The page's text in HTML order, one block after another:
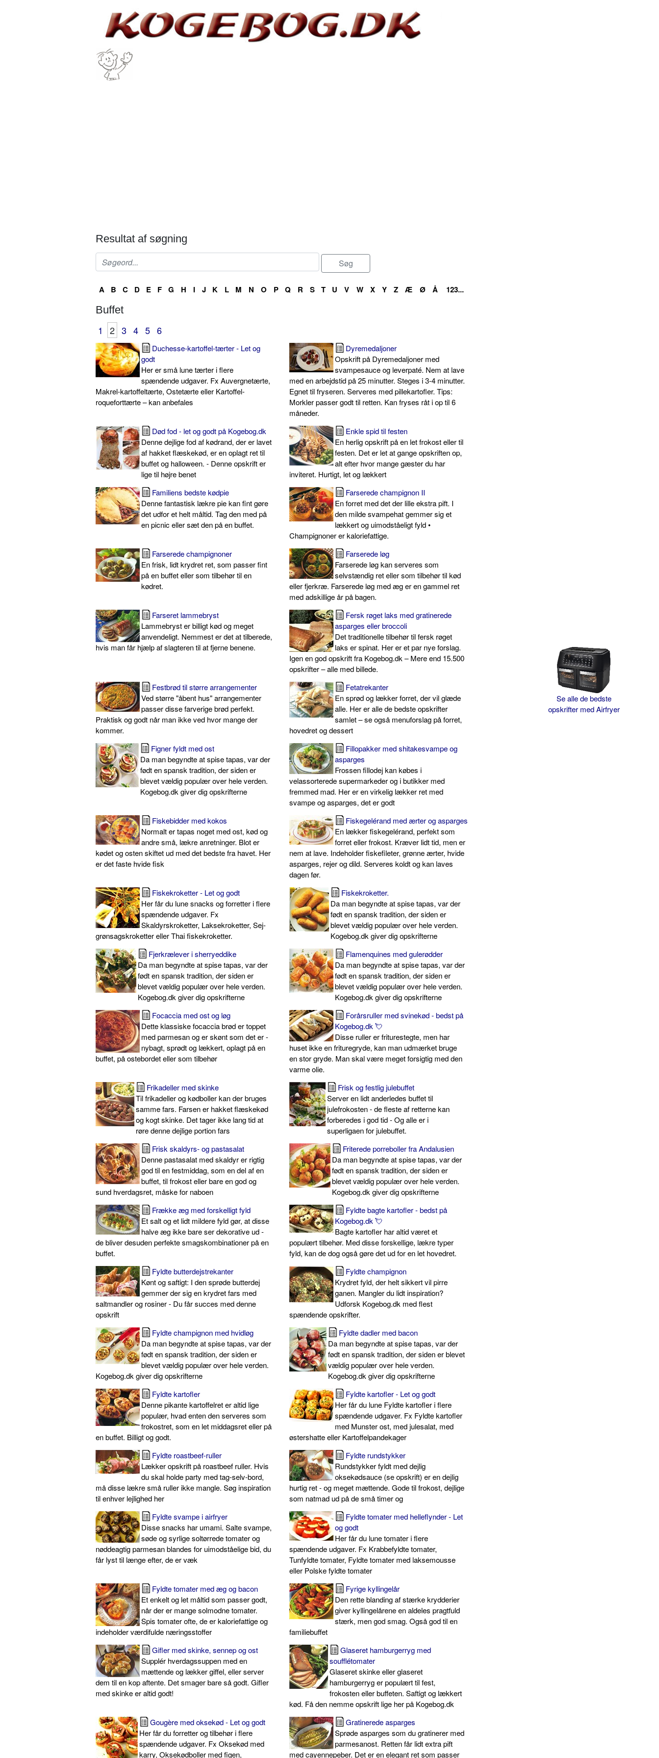
Resultat af søgning
A B C D E F G H I J K L M N O P Q R S T U V W X Y Z Æ Ø Å 123...
Buffet
1 2 3 4 5 6
Duchesse-kartoffel-tærter - Let og
godt
Her er små lune tærter i flere
spændende udgaver. Fx Auvergnetærte,
Makrel-kartoffeltærte, Ostetærte eller Kartoffel-
roqueforttærte – kan anbefales
Dyremedaljoner
Opskrift på Dyremedaljoner med
svampesauce og leverpaté. Nem at lave
med en arbejdstid på 25 minutter. Steges i 3-4 minutter.
Egnet til fryseren. Serveres med pillekartofler. Tips:
Morkler passer godt til retten. Kan fryses råt i op til 6
måneder.
Død fod - let og godt på Kogebog.dk
Denne dejlige fod af kødrand, der er lavet
af hakket flæskekød, er en oplagt ret til
buffet og halloween. - Denne opskrift er
lige til højre benet
Enkle spid til festen
En herlig opskrift på en let frokost eller til
festen. Det er let at gange opskriften op,
alt efter hvor mange gæster du har
inviteret. Hurtigt, let og lækkert
Familiens bedste kødpie
Denne fantastisk lækre pie kan fint gøre
det udfor et helt måltid. Tag den med på
en picnic eller sæt den på en buffet.
Farserede champignon II
En forret med det der lille ekstra pift. I
den milde svampehat gemmer sig et
lækkert og uimodståeligt fyld •
Champignoner er kaloriefattige.
Farserede champignoner
En frisk, lidt krydret ret, som passer fint
på en buffet eller som tilbehør til en
kødret.
Farserede løg
Farserede løg kan serveres som
selvstændig ret eller som tilbehør til kød
eller fjerkræ. Farserede løg med æg er en gammel ret
med adskillige år på bagen.
Farseret lammebryst
Lammebryst er billigt kød og meget
anvendeligt. Nemmest er det at tilberede,
hvis man får hjælp af slagteren til at fjerne benene.
Fersk røget laks med gratinerede
asparges eller broccoli
Det traditionelle tilbehør til fersk røget
laks er spinat. Her er et par nye forslag.
Igen en god opskrift fra Kogebog.dk – Mere end 15.500
opskrifter – alle med billede.
Festbrød til større arrangementer
Ved større "åbent hus" arrangementer
passer disse farverige brød perfekt.
Praktisk og godt når man ikke ved hvor mange der
kommer.
Fetatrekanter
En sprød og lækker forret, der vil glæde
alle. Her er alle de bedste opskrifter
samlet – se også menuforslag på forret,
hovedret og dessert
Figner fyldt med ost
Da man begyndte at spise tapas, var der
født en spansk tradition, der siden er
blevet vældig populær over hele verden.
Kogebog.dk giver dig opskrifterne
Fillopakker med shitakesvampe og
asparges
Frossen fillodej kan købes i
velassorterede supermarkeder og i butikker med
fremmed mad. Her er en virkelig lækker ret med
svampe og asparges, det er godt
Fiskebidder med kokos
Normalt er tapas noget med ost, kød og
andre små, lækre anretninger. Blot er
kødet og osten skiftet ud med det bedste fra havet. Her
er det faste hvide fisk
Fiskegelérand med ærter og asparges
En lækker fiskegelérand, perfekt som
forret eller frokost. Kræver lidt tid, men er
nem at lave. Indeholder fiskefileter, grønne ærter, hvide
asparges, rejer og dild. Serveres koldt og kan laves
dagen før.
Fiskekroketter - Let og godt
Her får du lune snacks og forretter i flere
spændende udgaver. Fx
Skaldyrskroketter, Laksekroketter, Sej-
grønsagskroketter eller Thai fiskekroketter.
Fiskekroketter.
Da man begyndte at spise tapas, var der
født en spansk tradition, der siden er
blevet vældig populær over hele verden.
Kogebog.dk giver dig opskrifterne
Fjerkrælever i sherryeddike
Da man begyndte at spise tapas, var der
født en spansk tradition, der siden er
blevet vældig populær over hele verden.
Kogebog.dk giver dig opskrifterne
Flamenquines med gulerødder
Da man begyndte at spise tapas, var der
født en spansk tradition, der siden er
blevet vældig populær over hele verden.
Kogebog.dk giver dig opskrifterne
Focaccia med ost og løg
Dette klassiske focaccia brød er toppet
med parmesan og er skønt som det er -
nybagt, sprødt og lækkert, oplagt på en
buffet, på ostebordet eller som tilbehør
Forårsruller med svinekød - bedst på
Kogebog.dk 💘
Disse ruller er friturestegte, men har
huset ikke en frituregryde, kan man udmærket bruge
en stor gryde. Man skal være meget forsigtig med den
varme olie.
Frikadeller med skinke
Til frikadeller og kødboller kan der bruges
samme fars. Farsen er hakket flæskekød
og kogt skinke. Det tager ikke lang tid at
røre denne dejlige portion fars
Frisk og festlig julebuffet
Server en lidt anderledes buffet til
julefrokosten - de fleste af retterne kan
forberedes i god tid - Og alle er i
superligaen for julebuffet.
Frisk skaldyrs- og pastasalat
Denne pastasalat med skaldyr er rigtig
god til en festmiddag, som en del af en
buffet, til frokost eller bare en god og
sund hverdagsret, måske for naboen
Friterede porreboller fra Andalusien
Da man begyndte at spise tapas, var der
født en spansk tradition, der siden er
blevet vældig populær over hele verden.
Kogebog.dk giver dig opskrifterne
Frække æg med forskelligt fyld
Et salt og et lidt mildere fyld gør, at disse
halve æg ikke bare ser dekorative ud -
de bliver desuden perfekte smagskombinationer på en
buffet.
Fyldte bagte kartofler - bedst på
Kogebog.dk 💘
Bagte kartofler har altid været et
populært tilbehør. Med disse forskellige, lækre typer
fyld, kan de dog også gøre det ud for en let hovedret.
Fyldte butterdejstrekanter
Kønt og saftigt: I den sprøde butterdej
gemmer der sig en krydret fars med
saltmandler og rosiner - Du får succes med denne
opskrift
Fyldte champignon
Krydret fyld, der helt sikkert vil pirre
ganen. Mangler du lidt inspiration?
Udforsk Kogebog.dk med flest
spændende opskrifter.
Fyldte champignon med hvidløg
Da man begyndte at spise tapas, var der
født en spansk tradition, der siden er
blevet vældig populær over hele verden.
Kogebog.dk giver dig opskrifterne
Fyldte dadler med bacon
Da man begyndte at spise tapas, var der
født en spansk tradition, der siden er blevet
vældig populær over hele verden.
Kogebog.dk giver dig opskrifterne
Fyldte kartofler
Denne pikante kartoffelret er altid lige
populær, hvad enten den serveres som
frokostret, som en let middagsret eller på
en buffet. Billigt og godt.
Fyldte kartofler - Let og godt
Her får du lune Fyldte kartofler i flere
spændende udgaver. Fx Fyldte kartofler
med Munster ost, med julesalat, med
østershatte eller Kartoffelpandekager
Fyldte roastbeef-ruller
Lækker opskrift på roastbeef ruller. Hvis
du skal holde party med tag-selv-bord,
må disse lækre små ruller ikke mangle. Søg inspiration
til enhver lejlighed her
Fyldte rundstykker
Rundstykker fyldt med dejlig
oksekødsauce (se opskrift) er en dejlig
hurtig ret - og meget mættende. Gode til frokost, dejlige
som natmad ud på de små timer og
Fyldte svampe i airfryer
Disse snacks har umami. Salte svampe,
søde og syrlige soltørrede tomater og
nøddeagtig parmesan blandes for uimodståelige bid, du
får lyst til længe efter, de er væk
Fyldte tomater med helleflynder - Let
og godt
Her får du lune tomater i flere
spændende udgaver. Fx Krabbefyldte tomater,
Tunfyldte tomater, Fyldte tomater med laksemousse
eller Polske fyldte tomater
Fyldte tomater med æg og bacon
Et enkelt og let måltid som passer godt,
når der er mange solmodne tomater.
Spis tomater ofte, de er kaloriefattige og
indeholder værdifulde næringsstoffer
Fyrige kyllingelår
Den rette blanding af stærke krydderier
giver kyllingelårene en aldeles pragtfuld
stærk, men god smag. Også god til en
familiebuffet
Gifler med skinke, sennep og ost
Supplér hverdagssuppen med en
mættende og lækker giffel, eller server
dem til en kop aftente. Det smager bare så godt. Gifler
med skinke er altid godt!
Glaseret hamburgerryg med
soufflétomater
Glaseret skinke eller glaseret
hamburgerryg er populært til fest,
frokosten eller buffeten. Saftigt og lækkert
kød. Få den nemme opskrift lige her på Kogebog.dk
Gougère med oksekød - Let og godt
Her får du forretter og tilbehør i flere
spændende udgaver. Fx Oksekød med
karry, Oksekødboller med figen,
Gratinerede asparges
Sprøde asparges som du gratinerer med
parmesanost. Retten får lidt extra pift
med cayennepeber. Det er en elegant ret som passer
Se alle de bedste
opskrifter med Airfryer